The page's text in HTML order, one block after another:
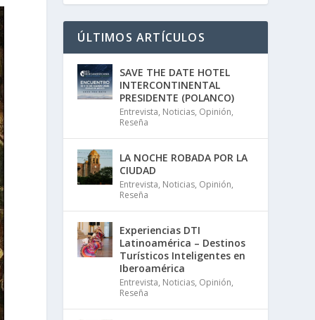
ÚLTIMOS ARTÍCULOS
SAVE THE DATE HOTEL
INTERCONTINENTAL
PRESIDENTE (POLANCO)
Entrevista, Noticias, Opinión,
Reseña
LA NOCHE ROBADA POR LA
CIUDAD
Entrevista, Noticias, Opinión,
Reseña
Experiencias DTI
Latinoamérica – Destinos
Turísticos Inteligentes en
Iberoamérica
Entrevista, Noticias, Opinión,
Reseña